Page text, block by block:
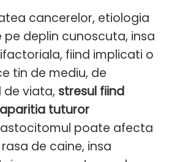
cancerelor, etiologia
deplin cunoscuta, insa
fiind implicati o
tin de mediu, de
de viata, stresul fiind
tuturor
poate afecta
de caine, insa